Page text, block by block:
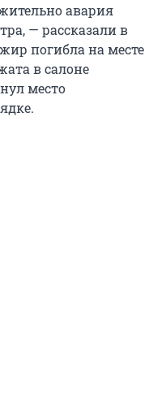
авария
— рассказали в
погибла на месте
в салоне
место